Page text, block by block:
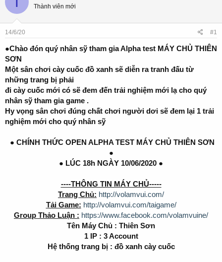
s
a
r
t
e
r
t
e
Thành viên mới
14/6/20 #1
●Chào đón quý nhân sỹ tham gia Alpha test MÁY CHỦ THIÊN
SƠN
Một sân chơi cày cuốc đồ xanh sẽ diễn ra tranh đấu từ
những trang bị phải
đi cày cuốc mới có sẽ đem đến trải nghiệm mới lạ cho quý
nhân sỹ tham gia game .
Hy vọng sân chơi đúng chất chơi người dơi sẽ đem lại 1 trải
nghiệm mới cho quý nhân sỹ
● CHÍNH THỨC OPEN ALPHA TEST MÁY CHỦ THIÊN SƠN
●
● LÚC 18h NGÀY 10/06/2020 ●
----THÔNG TIN MÁY CHỦ-----
Trang Chủ: http://volamvui.com/
Tải Game: http://volamvui.com/taigame/
Group Thảo Luận : https://www.facebook.com/volamvuine/
Tên Máy Chủ : Thiên Sơn
1 IP : 3 Account
Hệ thống trang bị : đồ xanh cày cuốc